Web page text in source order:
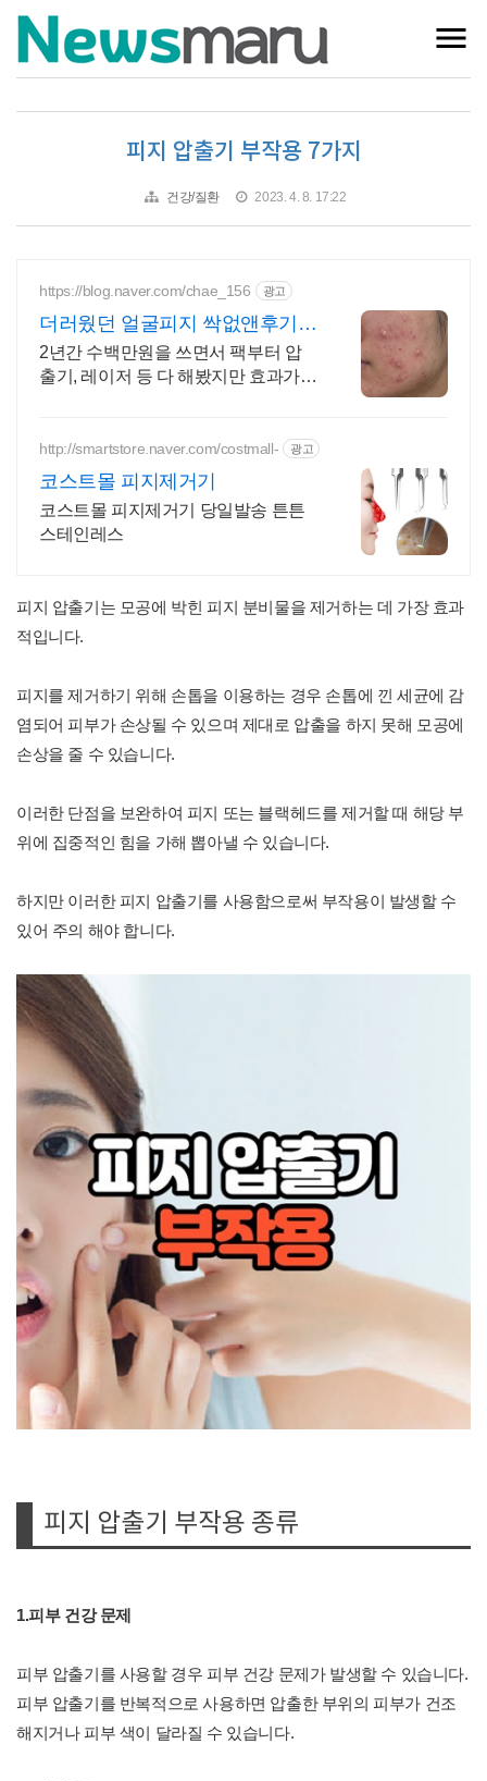
피지 압출기 부작용 7가지
건강/질환 2023. 4. 8. 17:22
https://blog.naver.com/chae_156 광고
더러웠던 얼굴피지 싹없앤후기
(+과정공유)
2년간 수백만원을 쓰면서 팩부터 압
출기, 레이저 등 다 해봤지만 효과가
http://smartstore.naver.com/costmall- 광고
코스트몰 피지제거기
코스트몰 피지제거기 당일발송 튼튼
스테인레스
피지 압출기는 모공에 박힌 피지 분비물을 제거하는 데 가장 효과
적입니다.
피지를 제거하기 위해 손톱을 이용하는 경우 손톱에 낀 세균에 감
염되어 피부가 손상될 수 있으며 제대로 압출을 하지 못해 모공에
손상을 줄 수 있습니다.
이러한 단점을 보완하여 피지 또는 블랙헤드를 제거할 때 해당 부
위에 집중적인 힘을 가해 뽑아낼 수 있습니다.
하지만 이러한 피지 압출기를 사용함으로써 부작용이 발생할 수
있어 주의 해야 합니다.
피지 압출기 부작용 종류
1.피부 건강 문제
피부 압출기를 사용할 경우 피부 건강 문제가 발생할 수 있습니다.
피부 압출기를 반복적으로 사용하면 압출한 부위의 피부가 건조
해지거나 피부 색이 달라질 수 있습니다.